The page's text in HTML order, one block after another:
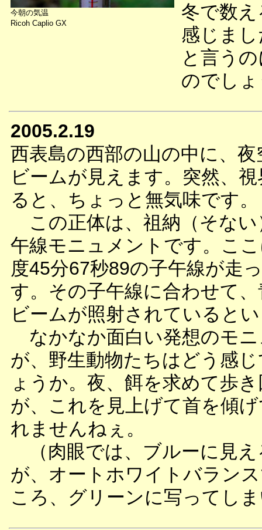
今朝の気温
Ricoh Caplio GX
冬で数
感じま
と言う
のでし
2005.2.19
西表島の西部の山の中に、
ビームが見えます。突然、
ると、ちょっと無気味です。
この正体は、祖納（そない
午線モニュメントです。こ
度45分67秒89の子午線が走
す。その子午線に合わせて
ビームが照射されていると
なかなか面白い発想のモ
が、野生動物たちはどう感
ょうか。夜、餌を求めて歩
が、これを見上げて首を傾
れませんねぇ。
（肉眼では、ブルーに見え
が、オートホワイトバラン
ころ、グリーンに写ってし